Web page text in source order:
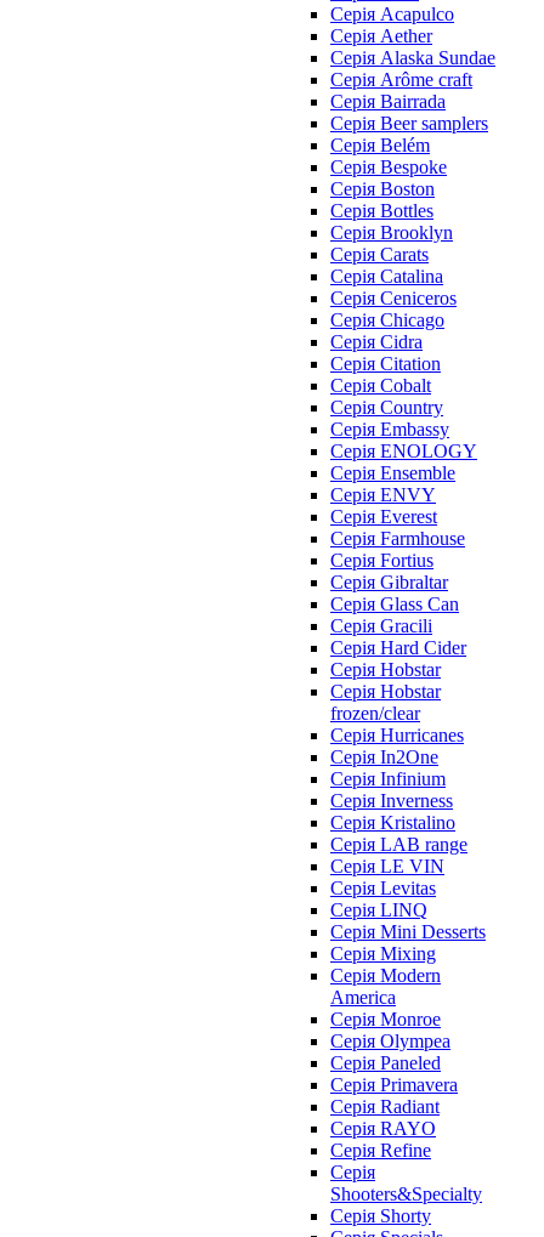
Серія Acapulco
Серія Aether
Серія Alaska Sundae
Серія Arôme craft
Серія Bairrada
Серія Beer samplers
Серія Belém
Серія Bespoke
Серія Boston
Серія Bottles
Серія Brooklyn
Серія Carats
Серія Catalina
Серія Ceniceros
Серія Chicago
Серія Cidra
Серія Citation
Серія Cobalt
Серія Country
Серія Embassy
Серія ENOLOGY
Серія Ensemble
Серія ENVY
Серія Everest
Серія Farmhouse
Серія Fortius
Серія Gibraltar
Серія Glass Can
Серія Gracili
Серія Hard Cider
Серія Hobstar
Серія Hobstar
frozen/clear
Серія Hurricanes
Серія In2One
Серія Infinium
Серія Inverness
Серія Kristalino
Серія LAB range
Серія LE VIN
Серія Levitas
Серія LINQ
Серія Mini Desserts
Серія Mixing
Серія Modern
America
Серія Monroe
Серія Olympea
Серія Paneled
Серія Primavera
Серія Radiant
Серія RAYO
Серія Refine
Серія
Shooters&Specialty
Серія Shorty